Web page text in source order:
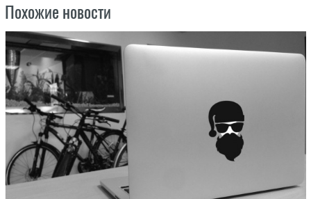
Похожие новости